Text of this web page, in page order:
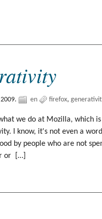
en firefox
we do at Mozilla, which
I know, it's not even a
by people who are not
or […]